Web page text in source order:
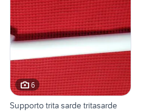
6
Supporto trita sarde tritasarde